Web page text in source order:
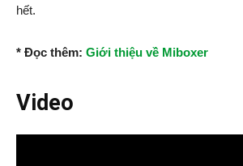
hết.
* Đọc thêm: Giới thiệu về Miboxer
Video